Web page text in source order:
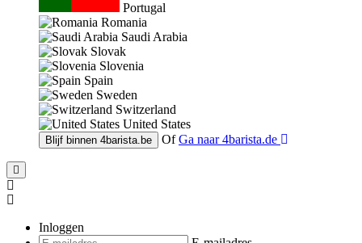
Portugal
Romania
Saudi Arabia
Slovak
Slovenia
Spain
Sweden
Switzerland
United States
Blijf binnen 4barista.be Of Ga naar4barista.de
Inloggen